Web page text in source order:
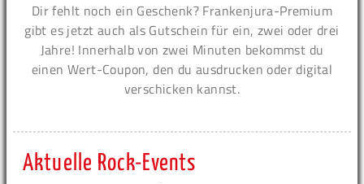
Dir fehlt noch ein Geschenk? Frankenjura-Premium
gibt es jetzt auch als Gutschein für ein, zwei oder drei
Jahre! Innerhalb von zwei Minuten bekommst du
einen Wert-Coupon, den du ausdrucken oder digital
verschicken kannst.
Aktuelle Rock-Events